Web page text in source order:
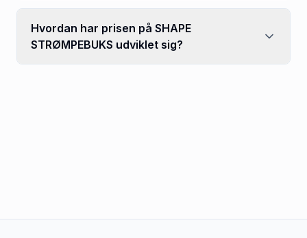
Hvordan har prisen på SHAPE
STRØMPEBUKS udviklet sig?